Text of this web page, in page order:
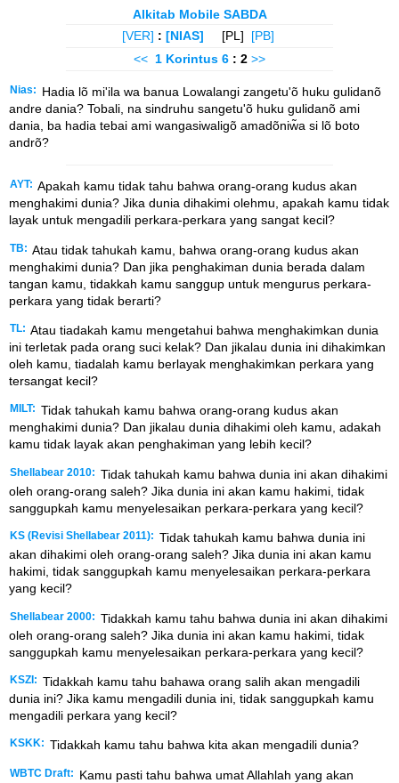
Alkitab Mobile SABDA
[VER] : [NIAS] [PL] [PB]
<< 1 Korintus 6 : 2 >>
Nias:
Hadia lõ mi'ila wa banua Lowalangi zangetu'õ huku gulidanõ
andre dania? Tobali, na sindruhu sangetu'õ huku gulidanõ ami
dania, ba hadia tebai ami wangasiwaligõ amadõniw̃a si lõ boto
andrõ?
AYT: Apakah kamu tidak tahu bahwa orang-orang kudus akan
menghakimi dunia? Jika dunia dihakimi olehmu, apakah kamu tidak
layak untuk mengadili perkara-perkara yang sangat kecil?
TB: Atau tidak tahukah kamu, bahwa orang-orang kudus akan
menghakimi dunia? Dan jika penghakiman dunia berada dalam
tangan kamu, tidakkah kamu sanggup untuk mengurus perkara-
perkara yang tidak berarti?
TL: Atau tiadakah kamu mengetahui bahwa menghakimkan dunia
ini terletak pada orang suci kelak? Dan jikalau dunia ini dihakimkan
oleh kamu, tiadalah kamu berlayak menghakimkan perkara yang
tersangat kecil?
MILT: Tidak tahukah kamu bahwa orang-orang kudus akan
menghakimi dunia? Dan jikalau dunia dihakimi oleh kamu, adakah
kamu tidak layak akan penghakiman yang lebih kecil?
Shellabear 2010: Tidak tahukah kamu bahwa dunia ini akan dihakimi
oleh orang-orang saleh? Jika dunia ini akan kamu hakimi, tidak
sanggupkah kamu menyelesaikan perkara-perkara yang kecil?
KS (Revisi Shellabear 2011): Tidak tahukah kamu bahwa dunia ini
akan dihakimi oleh orang-orang saleh? Jika dunia ini akan kamu
hakimi, tidak sanggupkah kamu menyelesaikan perkara-perkara
yang kecil?
Shellabear 2000: Tidakkah kamu tahu bahwa dunia ini akan dihakimi
oleh orang-orang saleh? Jika dunia ini akan kamu hakimi, tidak
sanggupkah kamu menyelesaikan perkara-perkara yang kecil?
KSZI: Tidakkah kamu tahu bahawa orang salih akan mengadili
dunia ini? Jika kamu mengadili dunia ini, tidak sanggupkah kamu
mengadili perkara yang kecil?
KSKK: Tidakkah kamu tahu bahwa kita akan mengadili dunia?
WBTC Draft:
Kamu pasti tahu bahwa umat Allahlah yang akan